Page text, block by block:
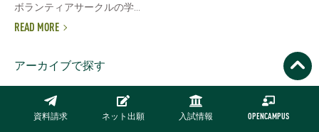
資料請求 ネット出願 入試情報 OPENCAMPUS
ボランティアサークルの学...
READ MORE
アーカイブで探す
2026/01 2025/01 2024/01